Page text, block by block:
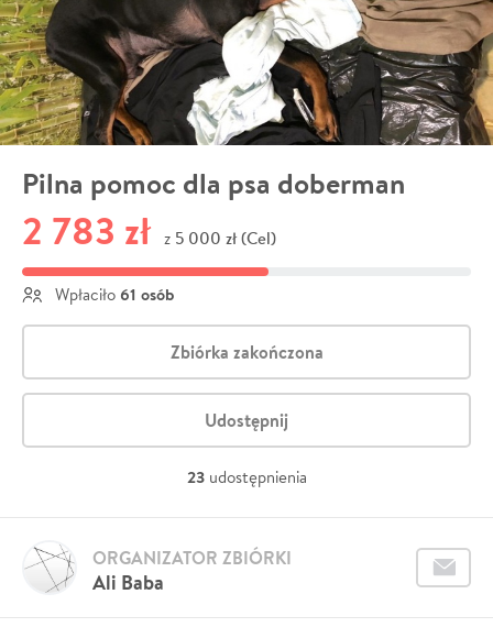
Pilna pomoc dla psa doberman
2 783 zł z 5 000 zł (Cel)
Wpłaciło 61 osób
Zbiórka zakończona
Udostępnij
23 udostępnienia
Ali Baba
ORGANIZATOR ZBIÓRKI